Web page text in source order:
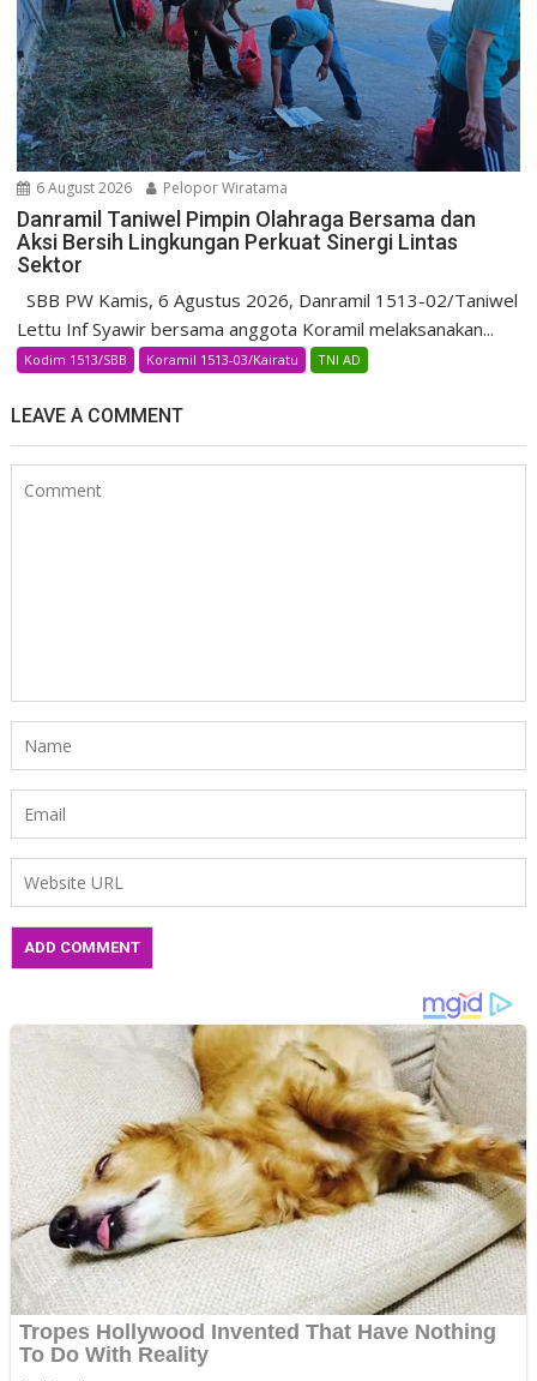
6 August 2026 Pelopor Wiratama
Danramil Taniwel Pimpin Olahraga Bersama dan
Aksi Bersih Lingkungan Perkuat Sinergi Lintas
Sektor
SBB PW Kamis, 6 Agustus 2026, Danramil 1513-02/Taniwel
Lettu Inf Syawir bersama anggota Koramil melaksanakan...
Kodim 1513/SBB Koramil 1513-03/Kairatu TNI AD
LEAVE A COMMENT